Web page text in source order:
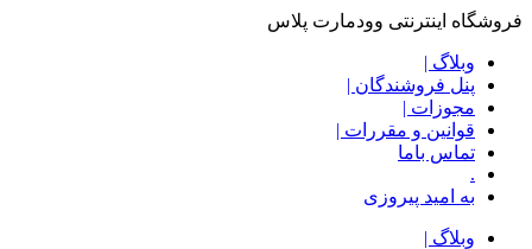
فروشگاه اینترنتی وودمارت پلاس
وبلاگ |
پنل فروشندگان |
مجوزات |
قوانین و مقررات |
تماس باما
.
به امید پیروزی
وبلاگ |